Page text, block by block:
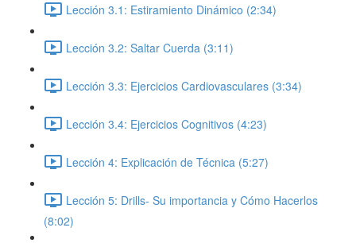
Lección 3.1: Estiramiento Dinámico (2:34)
Lección 3.2: Saltar Cuerda (3:11)
Lección 3.3: Ejercicios Cardiovasculares (3:34)
Lección 3.4: Ejercicios Cognitivos (4:23)
Lección 4: Explicación de Técnica (5:27)
Lección 5: Drills- Su importancia y Cómo Hacerlos
(8:02)